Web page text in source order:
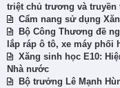
triệt chủ trương và truyền
Cẩm nang sử dụng
Bộ Công Thương đề
lắp ráp ô tô, xe máy phối
Xăng sinh học E10:
Nhà nước
Bộ trưởng Lê Mạnh